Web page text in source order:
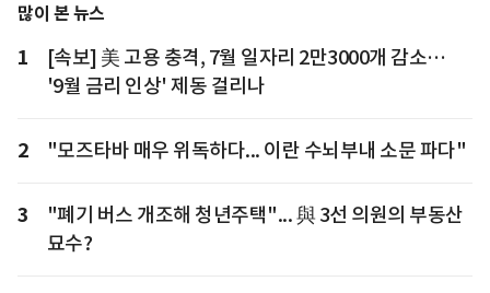
많이 본 뉴스
1
[속보] 美 고용 충격, 7월 일자리 2만3000개 감소…
'9월 금리 인상' 제동 걸리나
2 "모즈타바 매우 위독하다... 이란 수뇌부내 소문 파다"
3
"폐기 버스 개조해 청년주택"... 與 3선 의원의 부동산
묘수?